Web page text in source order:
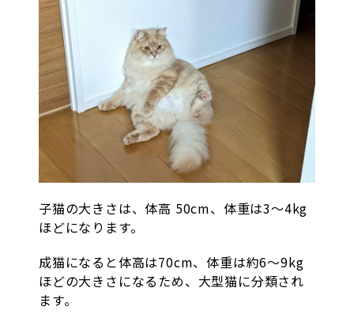
子猫の大きさは、体高 50cm、体重は3〜4kg
ほどになります。
成猫になると体高は70cm、体重は約6〜9kg
ほどの大きさになるため、大型猫に分類され
ます。